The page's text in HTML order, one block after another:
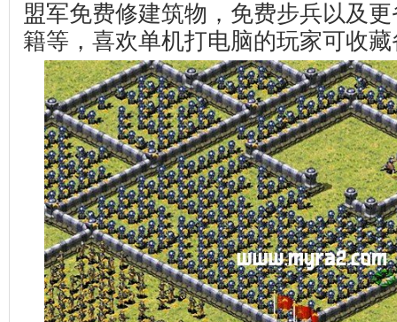
盟军免费修建筑物，免费步兵以及
籍等，喜欢单机打电脑的玩家可收